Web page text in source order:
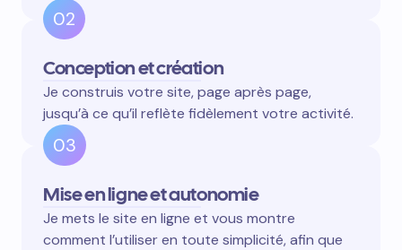
02
Conception et création
Je construis votre site, page après page,
jusqu’à ce qu’il reflète fidèlement votre activité.
03
Mise en ligne et autonomie
Je mets le site en ligne et vous montre
comment l’utiliser en toute simplicité, afin que